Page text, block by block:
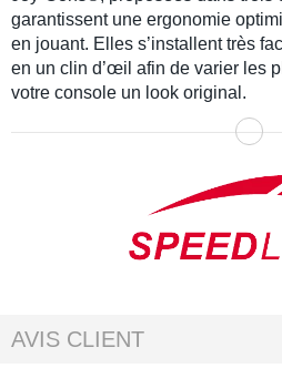
garantissent une ergonomie
en jouant. Elles s’installent très
en un clin d’œil afin de varier les
votre console un look original.
AVIS CLIENT